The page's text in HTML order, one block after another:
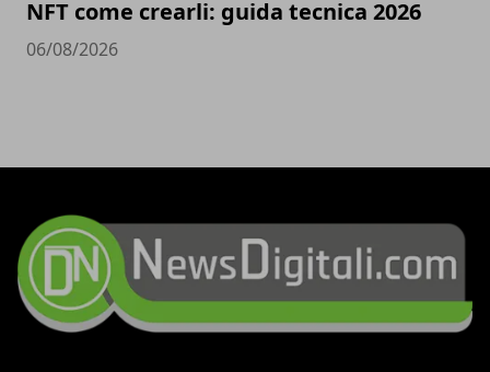
NFT come crearli: guida tecnica 2026
06/08/2026